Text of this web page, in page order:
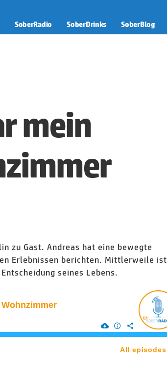
SoberRadio SoberDrinks SoberBlog
mein
zu Gast. Andreas hat eine bewegte
Erlebnissen berichten. Mittlerweile ist
seines Lebens.